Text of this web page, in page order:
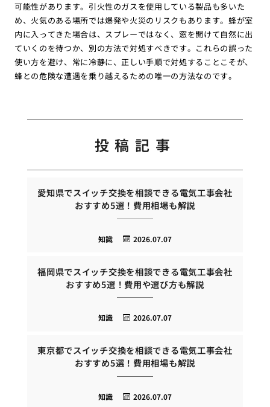
可能性があります。引火性のガスを使用している製品も多いた
め、火気のある場所では爆発や火災のリスクもあります。蜂が室
内に入ってきた場合は、スプレーではなく、窓を開けて自然に出
ていくのを待つか、別の方法で対処すべきです。これらの誤った
使い方を避け、常に冷静に、正しい手順で対処することこそが、
蜂との危険な遭遇を乗り越えるための唯一の方法なのです。
投稿記事
愛知県でスイッチ交換を相談できる電気工事会社
おすすめ5選！費用相場も解説
2026.07.07
知識
福岡県でスイッチ交換を相談できる電気工事会社
おすすめ5選！費用や選び方も解説
2026.07.07
知識
東京都でスイッチ交換を相談できる電気工事会社
おすすめ5選！費用相場も解説
2026.07.07
知識